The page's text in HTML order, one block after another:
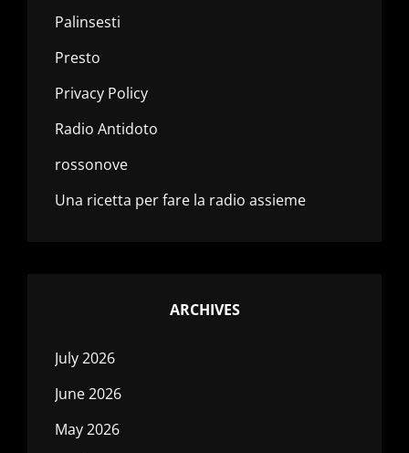
Palinsesti
Presto
Privacy Policy
Radio Antidoto
rossonove
Una ricetta per fare la radio assieme
ARCHIVES
July 2026
June 2026
May 2026